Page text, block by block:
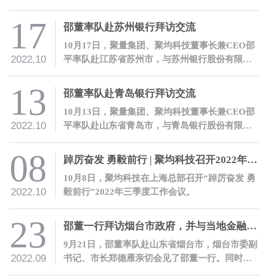
17
2022.10
邵董率队赴苏州银行拜访交流
10月17日，聚量集团、聚均科技董事长兼CEO邵
平率队赴江苏省苏州市，与苏州银行股份有限公
13
2022.10
邵董率队赴青岛银行拜访交流
10月13日，聚量集团、聚均科技董事长兼CEO邵
平率队赴山东省青岛市，与青岛银行股份有限公
08
2022.10
踔厉奋发 勇毅前行 | 聚均科技召开2022年三季度工作会议
10月8日，聚均科技在上海总部召开“踔厉奋发 勇
毅前行”2022年三季度工作会议。
23
2022.09
邵董一行拜访烟台市政府，并与当地金融机构开展交流
9月21日，邵董率队赴山东省烟台市，烟台市委副
书记、市长郑德雁亲切会见了邵董一行。同时，